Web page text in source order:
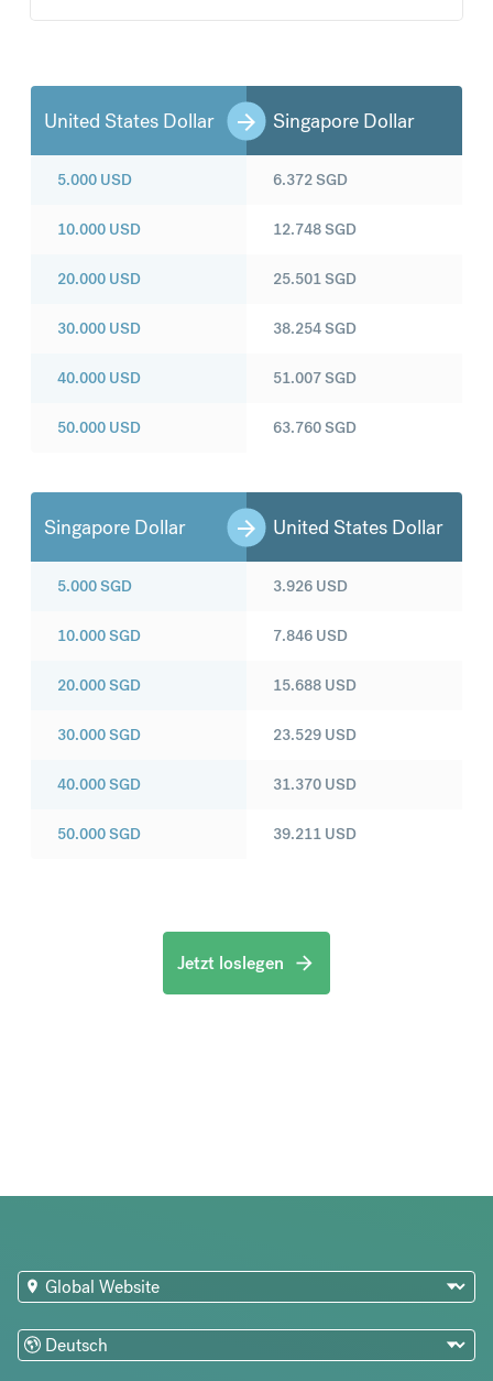
United States Dollar Singapore Dollar
5.000 USD
10.000 USD
20.000 USD
30.000 USD
40.000 USD
50.000 USD
6.372SGD
12.748SGD
25.501SGD
38.254SGD
51.007SGD
63.760SGD
Singapore Dollar United States Dollar
5.000SGD
10.000SGD
20.000SGD
30.000SGD
40.000SGD
50.000SGD
3.926 USD
7.846 USD
15.688 USD
23.529 USD
31.370 USD
39.211 USD
Jetzt loslegen